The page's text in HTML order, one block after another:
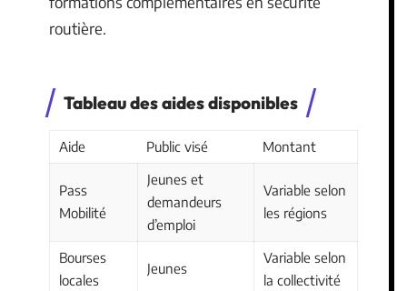
routière.
Tableau des aides disponibles
Aide Public visé Montant
Pass
Mobilité
Jeunes et
demandeurs
d’emploi
Variable selon
les régions
Bourses
locales
Jeunes
Variable selon
la collectivité